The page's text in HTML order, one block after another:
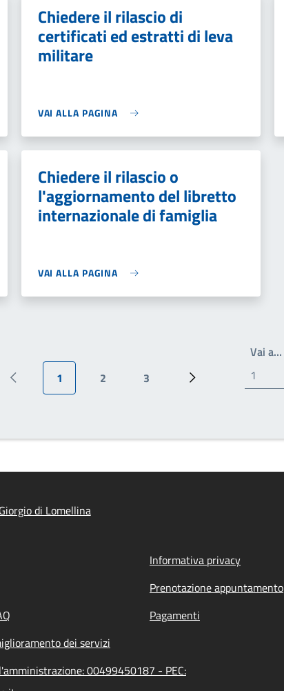
Chiedere il rilascio di
certificati ed estratti di leva
militare
VAI ALLA PAGINA
Chiedere il rilascio o
l'aggiornamento del libretto
internazionale di famiglia
VAI ALLA PAGINA
Pagina precedente
Pagina attuale
1
Pagina
2
Pagina
3
Pagina successiva
Vai a…
di Lomellina
Informativa privacy
Prenotazione appuntamento
Pagamenti
dei servizi
00499450187 - PEC: